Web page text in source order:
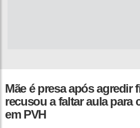
Mãe é presa após agredir
recusou a faltar aula para
em PVH